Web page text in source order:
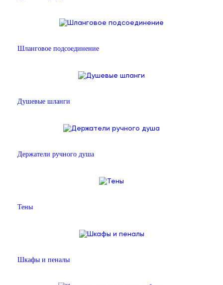
Шланговое подсоединение
Душевые шланги
Держатели ручного душа
Тены
Шкафы и пеналы